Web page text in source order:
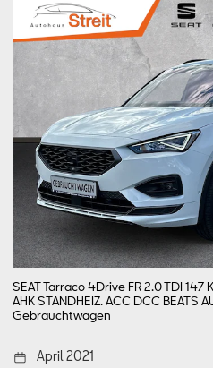
SEAT Tarraco 4Drive FR 2.0 TDI 147
AHK STANDHEIZ. ACC DCC BEATS
Gebrauchtwagen
April 2021